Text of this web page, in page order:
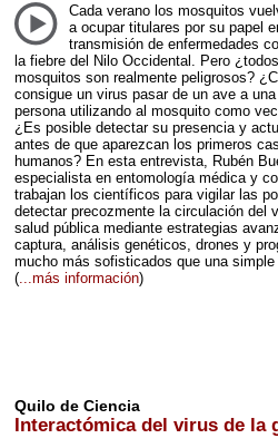
Cada verano los mosquitos
a ocupar titulares por su papel
transmisión de enfermedades
la fiebre del Nilo Occidental. Pero
mosquitos son realmente peligrosos?
consigue un virus pasar de un ave a una
persona utilizando al mosquito como
¿Es posible detectar su presencia y
antes de que aparezcan los primeros
humanos? En esta entrevista, Rubén
especialista en entomología médica y
trabajan los científicos para vigilar las
detectar precozmente la circulación del
salud pública mediante estrategias
captura, análisis genéticos, drones y
mucho más sofisticados que una simple
(...más información)
Quilo de Ciencia
Interactómica del virus de la